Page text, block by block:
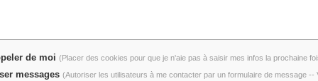
de moi (Placer des cookies pour que je n'aie pas à saisir mes infos la prochaine
messages (Autoriser les utilisateurs à me contacter par un formulaire de message